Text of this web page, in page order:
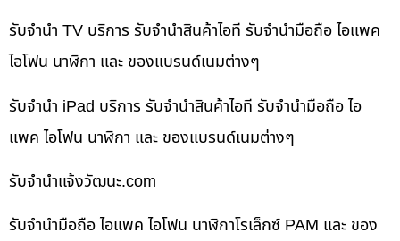
รับจำนำ TV บริการ รับจำนำสินค้าไอที รับจำนำมือถือ ไอแพค
ไอโฟน นาฬิกา และ ของแบรนด์เนมต่างๆ
รับจำนำ iPad บริการ รับจำนำสินค้าไอที รับจำนำมือถือ ไอ
แพค ไอโฟน นาฬิกา และ ของแบรนด์เนมต่างๆ
รับจํานําแจ้งวัฒนะ.com
รับจำนำมือถือ ไอแพค ไอโฟน นาฬิกาโรเล็กซ์ PAM และ ของ